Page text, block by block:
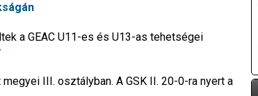
a GEAC U11-es és U13-as tehetségei
III. osztályban. A GSK II. 20-0-ra nyert a